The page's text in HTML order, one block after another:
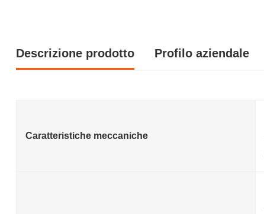
Descrizione prodotto Profilo aziendale
Caratteristiche meccaniche